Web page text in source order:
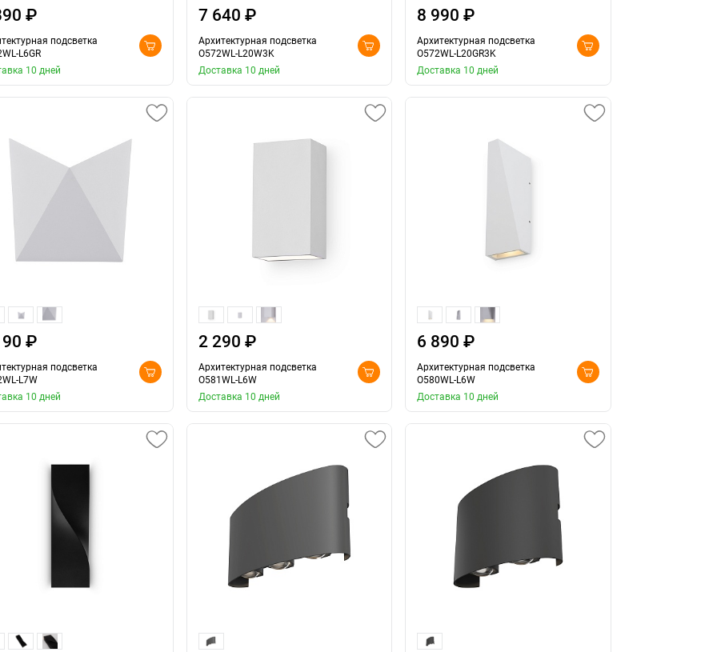
₽
подсветка
L6GR
10 дней
7 640 ₽
Архитектурная подсветка
O572WL-L20W3K
Доставка 10 дней
8 990 ₽
Архитектурная подсветка
O572WL-L20GR3K
Доставка 10 дней
₽
подсветка
L7W
10 дней
2 290 ₽
Архитектурная подсветка
O581WL-L6W
Доставка 10 дней
6 890 ₽
Архитектурная подсветка
O580WL-L6W
Доставка 10 дней